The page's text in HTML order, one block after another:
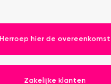
Herroep hier de overeenkomst
Zakelijke klanten